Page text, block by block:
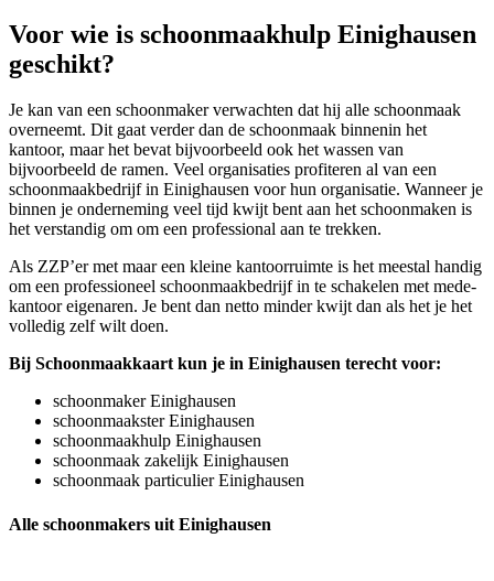
Voor wie is schoonmaakhulp Einighausen
geschikt?
Je kan van een schoonmaker verwachten dat hij alle schoonmaak
overneemt. Dit gaat verder dan de schoonmaak binnenin het
kantoor, maar het bevat bijvoorbeeld ook het wassen van
bijvoorbeeld de ramen. Veel organisaties profiteren al van een
schoonmaakbedrijf in Einighausen voor hun organisatie. Wanneer je
binnen je onderneming veel tijd kwijt bent aan het schoonmaken is
het verstandig om om een professional aan te trekken.
Als ZZP’er met maar een kleine kantoorruimte is het meestal handig
om een professioneel schoonmaakbedrijf in te schakelen met mede-
kantoor eigenaren. Je bent dan netto minder kwijt dan als het je het
volledig zelf wilt doen.
Bij Schoonmaakkaart kun je in Einighausen terecht voor:
schoonmaker Einighausen
schoonmaakster Einighausen
schoonmaakhulp Einighausen
schoonmaak zakelijk Einighausen
schoonmaak particulier Einighausen
Alle schoonmakers uit Einighausen